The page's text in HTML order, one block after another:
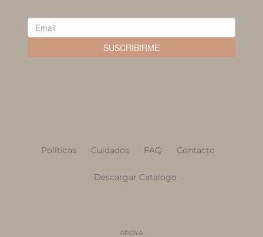
Políticas Cuidados FAQ Contacto
Descargar Catálogo
APOYA